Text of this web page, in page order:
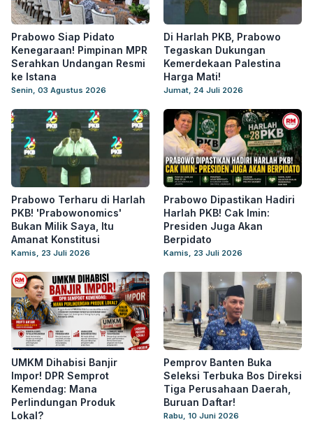
Prabowo Siap Pidato
Kenegaraan! Pimpinan MPR
Serahkan Undangan Resmi
ke Istana
Senin, 03 Agustus 2026
Di Harlah PKB, Prabowo
Tegaskan Dukungan
Kemerdekaan Palestina
Harga Mati!
Jumat, 24 Juli 2026
Prabowo Terharu di Harlah
PKB! 'Prabowonomics'
Bukan Milik Saya, Itu
Amanat Konstitusi
Kamis, 23 Juli 2026
Prabowo Dipastikan Hadiri
Harlah PKB! Cak Imin:
Presiden Juga Akan
Berpidato
Kamis, 23 Juli 2026
UMKM Dihabisi Banjir
Impor! DPR Semprot
Kemendag: Mana
Perlindungan Produk
Lokal?
Pemprov Banten Buka
Seleksi Terbuka Bos Direksi
Tiga Perusahaan Daerah,
Buruan Daftar!
Rabu, 10 Juni 2026